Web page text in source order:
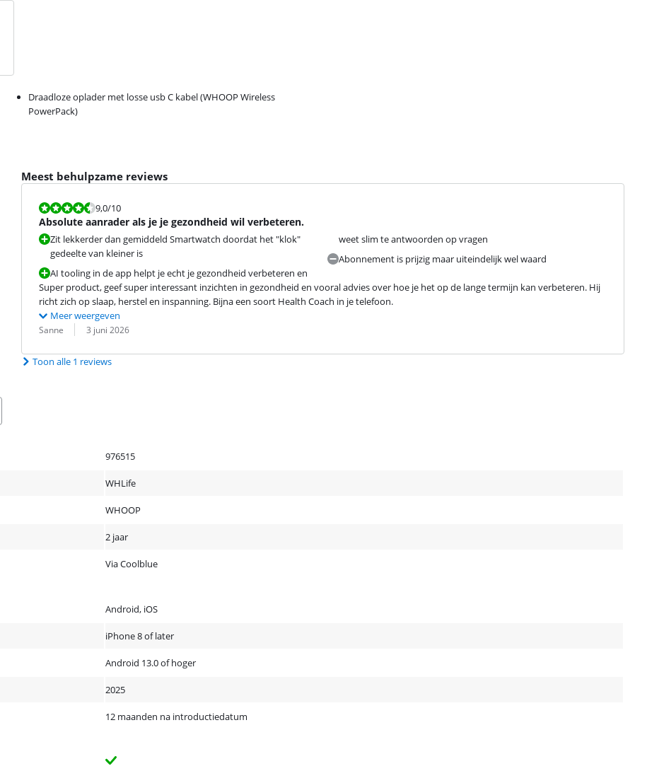
Draadloze oplader met losse usb C kabel (WHOOP Wireless
PowerPack)
Meest behulpzame reviews
Beoordeling is 9,0 van de 10.
9,0/10
Absolute aanrader als je je gezondheid wil verbeteren.
Zit lekkerder dan gemiddeld Smartwatch doordat het "klok"
gedeelte van kleiner is
AI tooling in de app helpt je echt je gezondheid verbeteren en
weet slim te antwoorden op vragen
Abonnement is prijzig maar uiteindelijk wel waard
Super product, geef super interessant inzichten in gezondheid en vooral advies over hoe je het op de lange termijn kan verbeteren. Hij
richt zich op slaap, herstel en inspanning. Bijna een soort Health Coach in je telefoon.
Meer weergeven
Beoordeling door:
Sanne
Datum: 3 juni 2026
Toon alle 1 reviews
976515
WHLife
WHOOP
2 jaar
Via Coolblue
Android, iOS
iPhone 8 of later
Android 13.0 of hoger
2025
12 maanden na introductiedatum